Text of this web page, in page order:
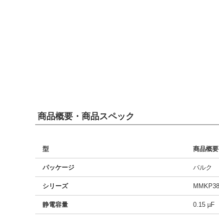
商品概要・商品スペック
型 商品概要
パッケージ バルク
シリーズ
静電容量 0.15 µF